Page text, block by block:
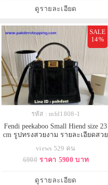
ดูรายละเอียด
SALE
14%
รหัส : mfd1808-1
Fendi peekaboo Small Hiend size 23
cm รูปทรงสวยงาม รายละเอียดสวย
views 529 คน
6900 ราคา 5900 บาท
ดูรายละเอียด